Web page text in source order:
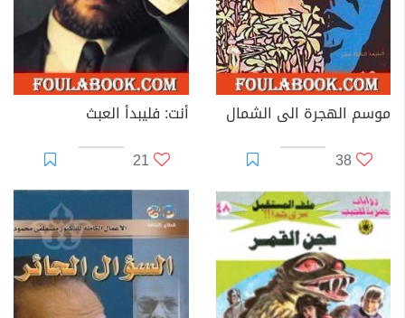
موسم الهجرة الى الشمال
38
أنت: فليبدأ العبث
21